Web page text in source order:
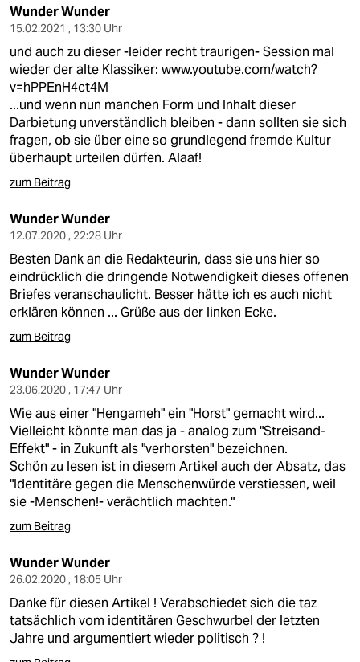
Wunder Wunder
15.02.2021 , 13:30 Uhr
und auch zu dieser -leider recht traurigen- Session mal
wieder der alte Klassiker: www.youtube.com/watch?
v=hPPEnH4ct4M
...und wenn nun manchen Form und Inhalt dieser
Darbietung unverständlich bleiben - dann sollten sie sich
fragen, ob sie über eine so grundlegend fremde Kultur
überhaupt urteilen dürfen. Alaaf!
zum Beitrag
Wunder Wunder
12.07.2020 , 22:28 Uhr
Besten Dank an die Redakteurin, dass sie uns hier so
eindrücklich die dringende Notwendigkeit dieses offenen
Briefes veranschaulicht. Besser hätte ich es auch nicht
erklären können ... Grüße aus der linken Ecke.
zum Beitrag
Wunder Wunder
23.06.2020 , 17:47 Uhr
Wie aus einer "Hengameh" ein "Horst" gemacht wird...
Vielleicht könnte man das ja - analog zum "Streisand-
Effekt" - in Zukunft als "verhorsten" bezeichnen.
Schön zu lesen ist in diesem Artikel auch der Absatz, das
"Identitäre gegen die Menschenwürde verstiessen, weil
sie -Menschen!- verächtlich machten."
zum Beitrag
Wunder Wunder
26.02.2020 , 18:05 Uhr
Danke für diesen Artikel ! Verabschiedet sich die taz
tatsächlich vom identitären Geschwurbel der letzten
Jahre und argumentiert wieder politisch ? !